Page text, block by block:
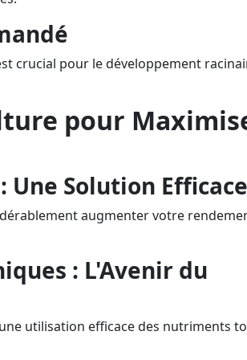
crucial pour le développement
pour
Une Solution Efficace
augmenter votre
: L'Avenir du
utilisation efficace des nutriments